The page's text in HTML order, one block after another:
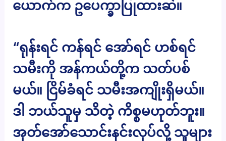
ယောက်က ဥပေက္ခာပြုထားဆဲ။
“ရုန်းရင် ကန်ရင် အော်ရင် ဟစ်ရင်
သမီးကို အန်ကယ်တို့က သတ်ပစ်
မယ်။ ငြိမ်ခံရင် သမီးအကျိုးရှိမယ်။
ဒါ ဘယ်သူမှ သိတဲ့ ကိစ္စမဟုတ်ဘူး။
အုတ်အော်သောင်းနင်းလုပ်လို့ သူများ